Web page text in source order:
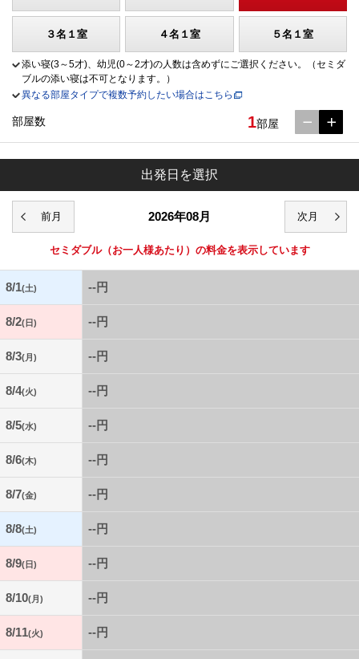
３名１室 ４名１室 ５名１室
添い寝(3～5才)、幼児(0～2才)の人数は含めずにご選択ください。（セミダ
ブルの添い寝は不可となります。）
異なる部屋タイプで複数予約したい場合はこちら
部屋数 1部屋
出発日を選択
2026年08月
セミダブル（お一人様あたり）の料金を表示しています
8/1(土) --円
8/2(日) --円
8/3(月) --円
8/4(火) --円
8/5(水) --円
8/6(木) --円
8/7(金) --円
8/8(土) --円
8/9(日) --円
8/10(月) --円
8/11(火) --円